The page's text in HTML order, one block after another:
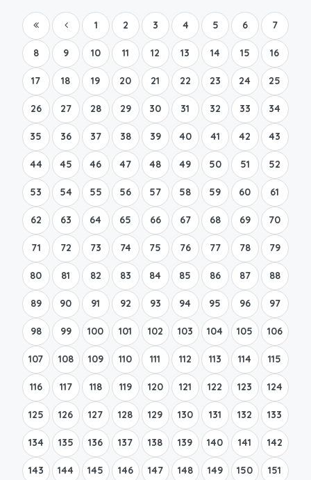
1 2 3 4 5 6 7
8 9 10 11 12 13 14 15 16
17 18 19 20 21 22 23 24 25
26 27 28 29 30 31 32 33 34
35 36 37 38 39 40 41 42 43
44 45 46 47 48 49 50 51 52
53 54 55 56 57 58 59 60 61
62 63 64 65 66 67 68 69 70
71 72 73 74 75 76 77 78 79
80 81 82 83 84 85 86 87 88
89 90 91 92 93 94 95 96 97
98 99 100 101 102 103 104 105 106
107 108 109 110 111 112 113 114 115
116 117 118 119 120 121 122 123 124
125 126 127 128 129 130 131 132 133
134 135 136 137 138 139 140 141 142
143 144 145 146 147 148 149 150 151